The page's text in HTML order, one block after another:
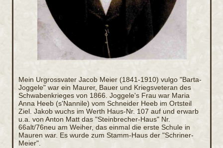
Mein Urgrossvater Jacob Meier (1841-1910) vulgo "Barta-
Joggele" war ein Maurer, Bauer und Kriegsveteran des
Schwabenkrieges von 1866. Joggele's Frau war Maria
Anna Heeb (s'Nannile) vom Schneider Heeb im Ortsteil
Ziel. Jakob wuchs im Werth Haus-Nr. 107 auf und erwarb
u.a. von Anton Matt das "Steinbrecher-Haus" Nr.
66alt/76neu am Weiher, das einmal die erste Schule in
Mauren war. Es wurde zum Stamm-Haus der "Schriner-
Meier".